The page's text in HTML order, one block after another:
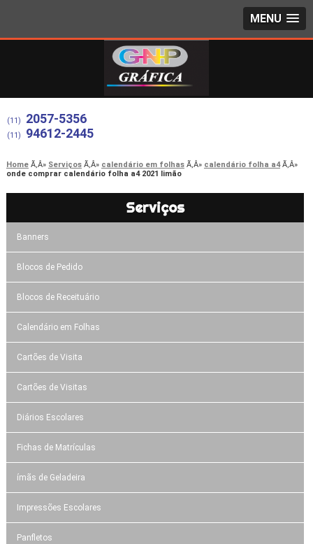
MENU
(11) 2057-5356
(11) 94612-2445
Home Serviços calendário em folhas
calendário folha a4
onde comprar calendário folha a4 2021 limão
Serviços
Banners
Blocos de Pedido
Blocos de Receituário
Calendário em Folhas
Cartões de Visita
Cartões de Visitas
Diários Escolares
Fichas de Matrículas
ímãs de Geladeira
Impressões Escolares
Panfletos